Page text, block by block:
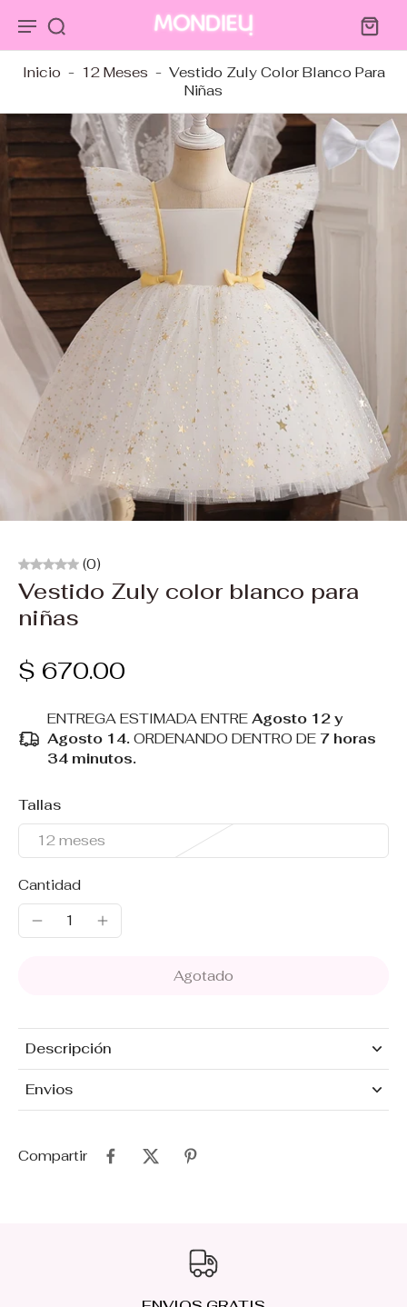
Inicio - 12 Meses - Vestido Zuly Color Blanco Para
Niñas
(0)
Vestido Zuly color blanco para
niñas
$ 670.00
ENTREGA ESTIMADA ENTRE Agosto 12 y
Agosto 14. ORDENANDO DENTRO DE 7 horas
34 minutos.
Tallas
12 meses
Cantidad
Agotado
Descripción
Envios
Compartir